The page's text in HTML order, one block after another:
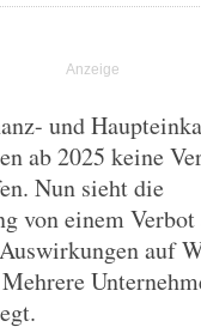
und
ab 2025 keine
Nun sieht die
von einem
auf